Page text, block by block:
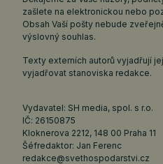
zašlete na elektronickou nebo
Obsah Vaší pošty nebude
výslovný souhlas.
Texty externích autorů vyjadřují
vyjadřovat stanoviska redakce.
Vydavatel: SH media, spol. s r.o.
IČ: 26150875
Kloknerova 2212, 148 00 Praha 11
Šéfredaktor: Jan Ferenc
redakce@svethospodarstvi.cz